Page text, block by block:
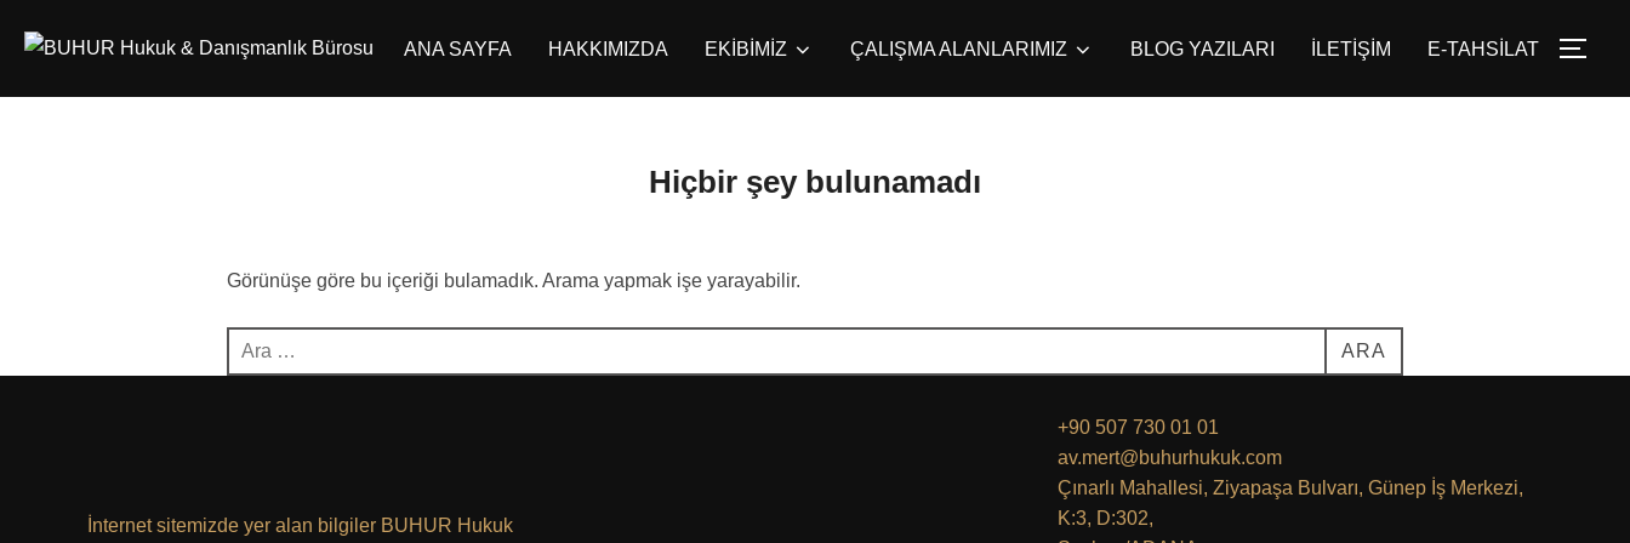
geç
ANA SAYFA HAKKIMIZDA EKİBİMİZ ÇALIŞMA ALANLARIMIZ BLOG YAZILARI İLETİŞİM E-TAHSİLAT YAN
Hiçbir şey bulunamadı
Görünüşe göre bu içeriği bulamadık. Arama yapmak işe yarayabilir.
Aranacak
içerik:
ARA
İnternet sitemizde yer alan bilgiler BUHUR Hukuk
+90 507 730 01 01
av.mert@buhurhukuk.com
Çınarlı Mahallesi, Ziyapaşa Bulvarı, Günep İş Merkezi,
K:3, D:302,